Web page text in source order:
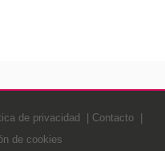
de privacidad
Contacto
de cookies